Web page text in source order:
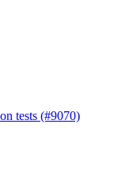
tests (#9070)